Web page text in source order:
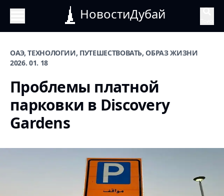
НовостиДубай
ОАЭ, ТЕХНОЛОГИИ, ПУТЕШЕСТВОВАТЬ, ОБРАЗ ЖИЗНИ
2026. 01. 18
Проблемы платной
парковки в Discovery
Gardens